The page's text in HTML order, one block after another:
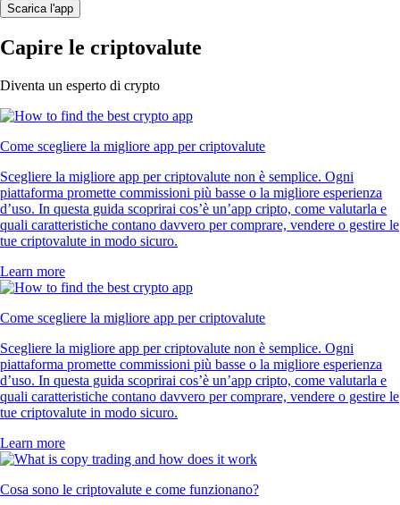
Scarica l'app
Capire le criptovalute
Diventa un esperto di crypto
Come scegliere la migliore app per criptovalute
Scegliere la migliore app per criptovalute non è semplice. Ogni
piattaforma promette commissioni più basse o la migliore esperienza
d’uso. In questa guida scoprirai cos’è un’app cripto, come valutarla e
quali caratteristiche contano davvero per comprare, vendere o gestire le
tue criptovalute in modo sicuro.
Learn more
Come scegliere la migliore app per criptovalute
Scegliere la migliore app per criptovalute non è semplice. Ogni
piattaforma promette commissioni più basse o la migliore esperienza
d’uso. In questa guida scoprirai cos’è un’app cripto, come valutarla e
quali caratteristiche contano davvero per comprare, vendere o gestire le
tue criptovalute in modo sicuro.
Learn more
Cosa sono le criptovalute e come funzionano?